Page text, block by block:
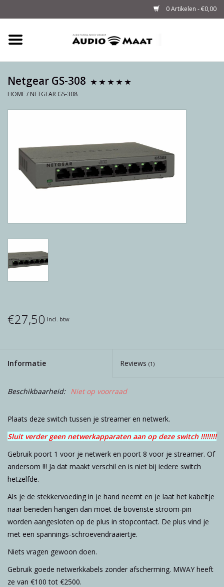
0 Artikelen - €0,00
Tuning
Audio
Sale
Blog
Netgear GS-308
HOME/ NETGEAR GS-308
€27,50 Incl. btw
Informatie Reviews (1)
Beschikbaarheid: Niet op voorraad
Plaats deze switch tussen je streamer en netwerk.
Sluit verder geen netwerkapparaten aan op deze switch !!!!!!!!
Gebruik poort 1 voor je netwerk en poort 8 voor je streamer. Of
andersom !!! Ja dat maakt verschil en is niet bij iedere switch
hetzelfde.
Als je de stekkervoeding in je hand neemt en je laat het kabeltje
naar beneden hangen dan moet de bovenste stroom-pin
worden aangesloten op de plus in stopcontact. De plus vind je
met een spannings-schroevendraaiertje.
Niets vragen gewoon doen.
Gebruik goede netwerkkabels zonder afscherming. MWAY heeft
ze van €100 tot €2500.